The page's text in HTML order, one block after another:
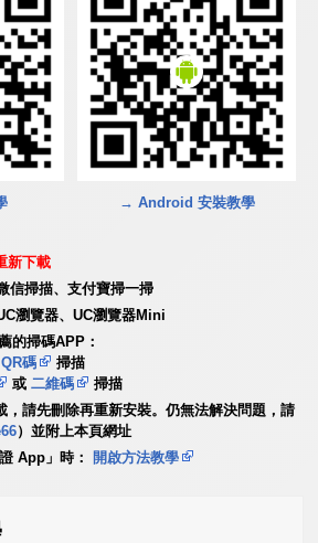
→ Android 安裝教學
新下載
信掃描、支付寶掃一掃
瀏覽器、UC瀏覽器Mini
的掃碼APP：
QR碼
掃描
或二維碼
掃描
，請先刪除再重新安裝。仍無法解決問題，請
）並附上本頁網址
App」時：
開啟方法教學